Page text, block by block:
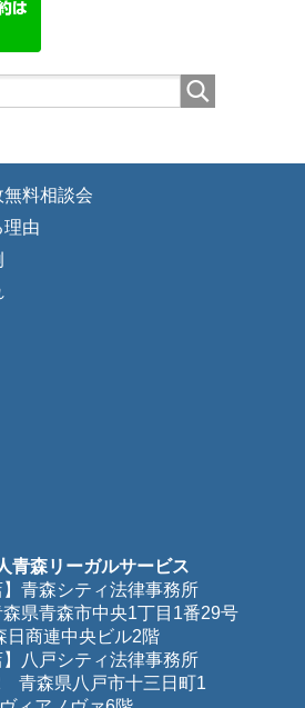
料相談会
理由
青森リーガルサービス
】青森シティ法律事務所
県青森市中央1丁目1番29号
商連中央ビル2階
】八戸シティ法律事務所
青森県八戸市十三日町1